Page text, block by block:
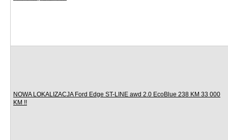
NOWA LOKALIZACJA Ford Edge ST-LINE awd 2.0 EcoBlue 238 KM 33 000
KM !!